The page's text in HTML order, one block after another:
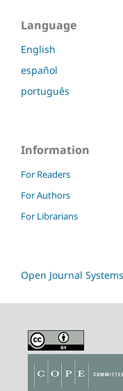
Language
English
español
português
Information
For Readers
For Authors
For Librarians
Open Journal Systems